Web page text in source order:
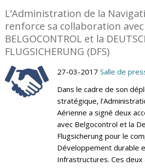
L’Administration de la
renforce sa collaboration avec
BELGOCONTROL et la
FLUGSICHERUNG (DFS)
27-03-2017 Salle de
Dans le cadre de son
stratégique,
Aérienne a signé deux
avec Belgocontrol et la
Flugsicherung pour le
Développement durable
Infrastructures. Ces deux